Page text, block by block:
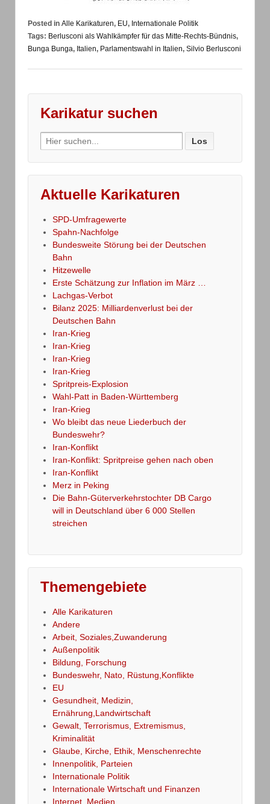
Posted in Alle Karikaturen, EU, Internationale Politik
Tags: Berlusconi als Wahlkämpfer für das Mitte-Rechts-Bündnis,
Bunga Bunga, Italien, Parlamentswahl in Italien, Silvio Berlusconi
Karikatur suchen
Search
for:
Aktuelle Karikaturen
SPD-Umfragewerte
Spahn-Nachfolge
Bundesweite Störung bei der Deutschen
Bahn
Hitzewelle
Erste Schätzung zur Inflation im März …
Lachgas-Verbot
Bilanz 2025: Milliardenverlust bei der
Deutschen Bahn
Iran-Krieg
Iran-Krieg
Iran-Krieg
Iran-Krieg
Spritpreis-Explosion
Wahl-Patt in Baden-Württemberg
Iran-Krieg
Wo bleibt das neue Liederbuch der
Bundeswehr?
Iran-Konflikt
Iran-Konflikt: Spritpreise gehen nach oben
Iran-Konflikt
Merz in Peking
Die Bahn-Güterverkehrstochter DB Cargo
will in Deutschland über 6 000 Stellen
streichen
Themengebiete
Alle Karikaturen
Andere
Arbeit, Soziales,Zuwanderung
Außenpolitik
Bildung, Forschung
Bundeswehr, Nato, Rüstung,Konflikte
EU
Gesundheit, Medizin,
Ernährung,Landwirtschaft
Gewalt, Terrorismus, Extremismus,
Kriminalität
Glaube, Kirche, Ethik, Menschenrechte
Innenpolitik, Parteien
Internationale Politik
Internationale Wirtschaft und Finanzen
Internet, Medien,